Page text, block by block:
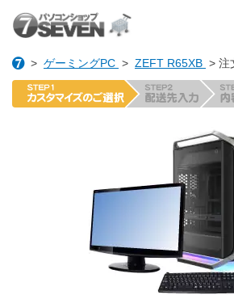
> ゲーミングPC > ZEFT R65XB > 注